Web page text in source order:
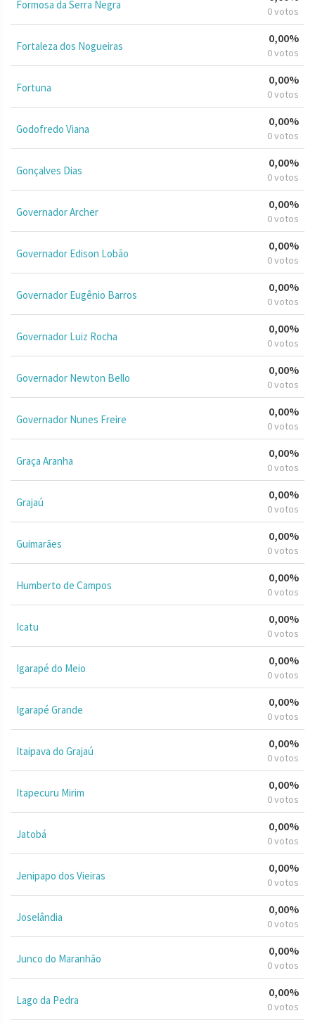
Formosa da Serra Negra 0 votos
Fortaleza dos Nogueiras
0,00%
0 votos
Fortuna
0,00%
0 votos
Godofredo Viana
0,00%
0 votos
Gonçalves Dias
0,00%
0 votos
Governador Archer
0,00%
0 votos
Governador Edison Lobão
0,00%
0 votos
Governador Eugênio Barros
0,00%
0 votos
Governador Luiz Rocha
0,00%
0 votos
Governador Newton Bello
0,00%
0 votos
Governador Nunes Freire
0,00%
0 votos
Graça Aranha
0,00%
0 votos
Grajaú
0,00%
0 votos
Guimarães
0,00%
0 votos
Humberto de Campos
0,00%
0 votos
Icatu
0,00%
0 votos
Igarapé do Meio
0,00%
0 votos
Igarapé Grande
0,00%
0 votos
Itaipava do Grajaú
0,00%
0 votos
Itapecuru Mirim
0,00%
0 votos
Jatobá
0,00%
0 votos
Jenipapo dos Vieiras
0,00%
0 votos
Joselândia
0,00%
0 votos
Junco do Maranhão
0,00%
0 votos
Lago da Pedra
0,00%
0 votos